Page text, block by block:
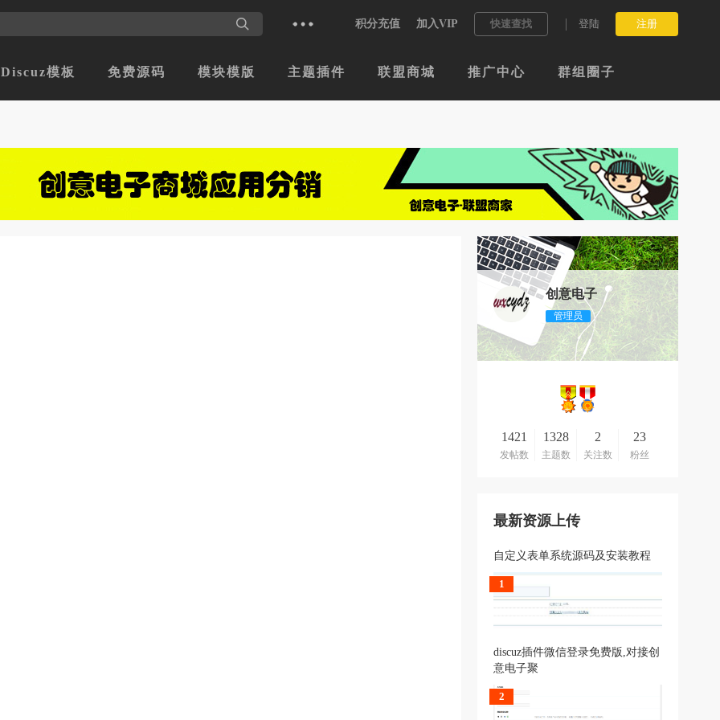
积分充值 加入VIP 快速查找 登陆 注册
Discuz模板 免费源码 模块模版 主题插件 联盟商城 推广中心 群组圈子
创意电子
管理员
1421
发帖数
1328
主题数
2
关注数
23
粉丝
最新资源上传
自定义表单系统源码及安装教程
1
discuz插件微信登录免费版,对接创
意电子聚
2